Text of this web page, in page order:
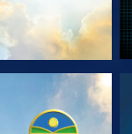
ΠΑΡΑΚΟΛΟΥΘΗΣΤΕ